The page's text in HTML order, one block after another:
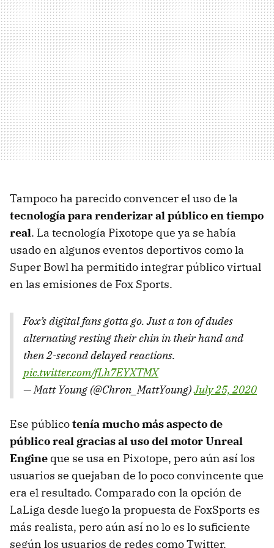
Tampoco ha parecido convencer el uso de la
tecnología para renderizar al público en tiempo
real. La tecnología Pixotope que ya se había
usado en algunos eventos deportivos como la
Super Bowl ha permitido integrar público virtual
en las emisiones de Fox Sports.
Fox’s digital fans gotta go. Just a ton of dudes
alternating resting their chin in their hand and
then 2-second delayed reactions.
pic.twitter.com/fLh7EYXTMX
— Matt Young (@Chron_MattYoung)July 25, 2020
Ese públicotenía mucho más aspecto de
público real gracias al uso del motor Unreal
Engine que se usa en Pixotope, pero aún así los
usuarios se quejaban de lo poco convincente que
era el resultado. Comparado con la opción de
LaLiga desde luego la propuesta de FoxSports es
más realista, pero aún así no lo es lo suficiente
según los usuarios de redes como Twitter.